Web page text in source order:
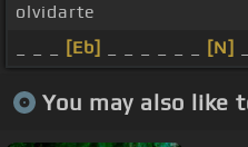
olvidarte
[Eb] [N]
You may also like